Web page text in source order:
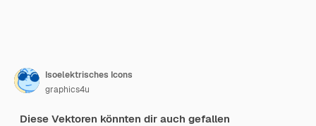
Isoelektrisches Icons
graphics4u
Diese Vektoren könnten dir auch gefallen